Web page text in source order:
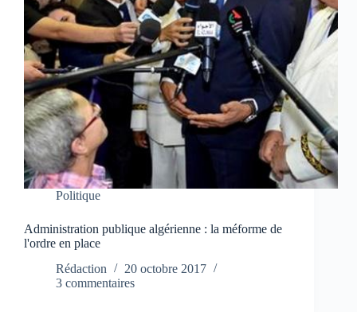
Politique
Administration publique algérienne : la méforme de
l'ordre en place
Rédaction
20 octobre 2017
3 commentaires